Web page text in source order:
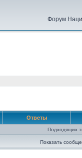
Форум
Ответы
Подходящих
Показать